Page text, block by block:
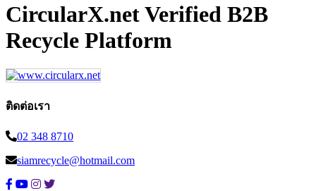
CircularX.net Verified B2B
Recycle Platform
ติดต่อเรา
02 348 8710
siamrecycle@hotmail.com